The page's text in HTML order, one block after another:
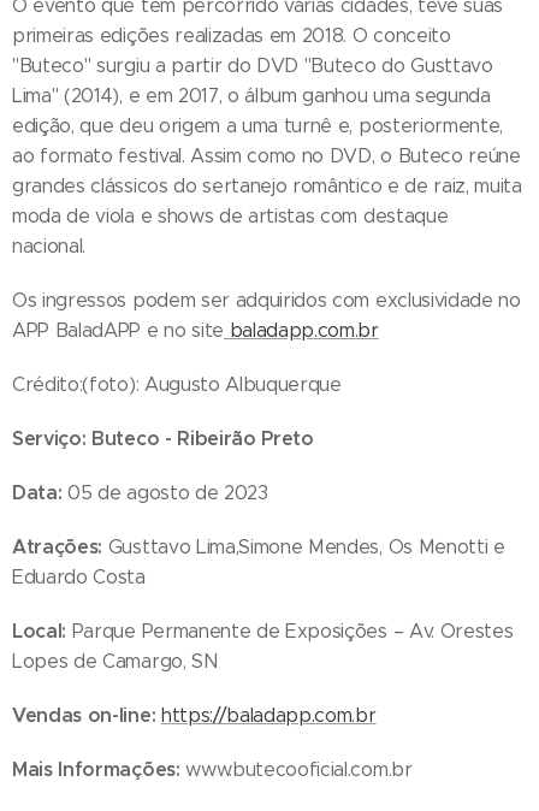
O evento que tem percorrido várias cidades, teve suas
primeiras edições realizadas em 2018. O conceito
"Buteco" surgiu a partir do DVD "Buteco do Gusttavo
Lima" (2014), e em 2017, o álbum ganhou uma segunda
edição, que deu origem a uma turnê e, posteriormente,
ao formato festival. Assim como no DVD, o Buteco reúne
grandes clássicos do sertanejo romântico e de raiz, muita
moda de viola e shows de artistas com destaque
nacional.
Os ingressos podem ser adquiridos com exclusividade no
APP BaladAPP e no site baladapp.com.br
Crédito:(foto): Augusto Albuquerque
Serviço: Buteco - Ribeirão Preto
Data: 05 de agosto de 2023
Atrações: Gusttavo Lima,Simone Mendes, Os Menotti e
Eduardo Costa
Local: Parque Permanente de Exposições – Av. Orestes
Lopes de Camargo, SN
Vendas on-line: https://baladapp.com.br
Mais Informações: www.butecooficial.com.br